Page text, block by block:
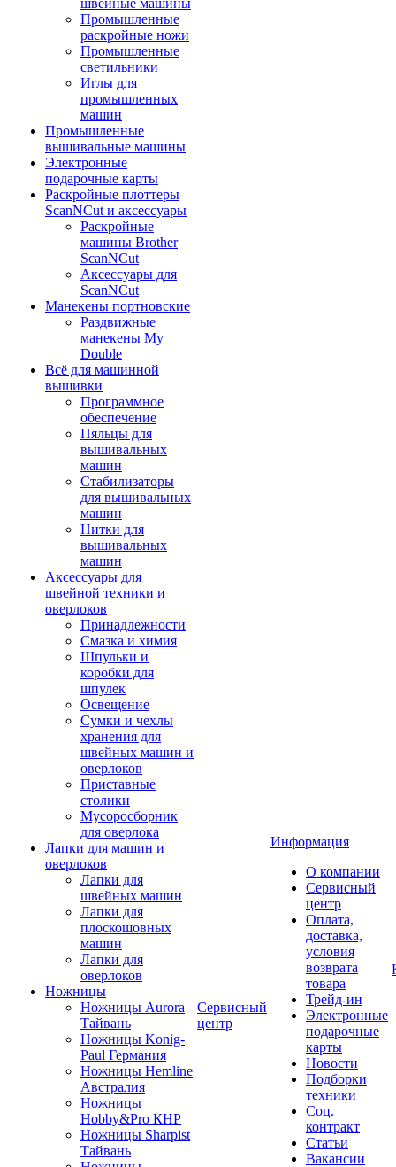
швейные машины
Промышленные
раскройные ножи
Промышленные
светильники
Иглы для
промышленных
машин
Промышленные
вышивальные машины
Электронные
подарочные карты
Раскройные плоттеры
ScanNCut и аксессуары
Раскройные
машины Brother
ScanNCut
Аксессуары для
ScanNCut
Манекены портновские
Раздвижные
манекены My
Double
Всё для машинной
вышивки
Программное
обеспечение
Пяльцы для
вышивальных
машин
Стабилизаторы
для вышивальных
машин
Нитки для
вышивальных
машин
Аксессуары для
швейной техники и
оверлоков
Принадлежности
Смазка и химия
Шпульки и
коробки для
шпулек
Освещение
Сумки и чехлы
хранения для
швейных машин и
оверлоков
Приставные
столики
Мусоросборник
для оверлока
Лапки для машин и
оверлоков
Лапки для
швейных машин
Лапки для
плоскошовных
машин
Лапки для
оверлоков
Ножницы
Ножницы Aurora
Тайвань
Ножницы Konig-
Paul Германия
Ножницы Hemline
Австралия
Ножницы
Hobby&Pro КНР
Ножницы Sharpist
Тайвань
Сервисный
центр
Информация
О компании
Сервисный
центр
Оплата,
доставка,
условия
возврата
товара
Трейд-ин
Электронные
подарочные
карты
Новости
Подборки
техники
Соц.
контракт
Статьи
Вакансии